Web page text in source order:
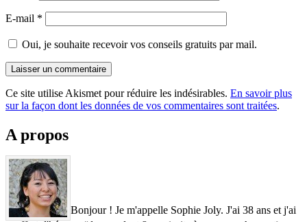
E-mail *
Oui, je souhaite recevoir vos conseils gratuits par mail.
Ce site utilise Akismet pour réduire les indésirables. En savoir plus
sur la façon dont les données de vos commentaires sont traitées.
A propos
Bonjour ! Je m'appelle Sophie Joly. J'ai 38 ans et j'ai